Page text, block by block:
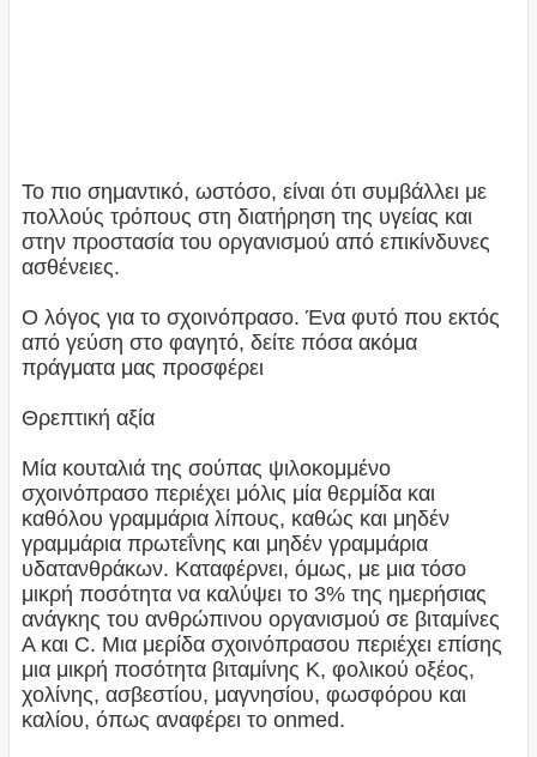
Το πιο σημαντικό, ωστόσο, είναι ότι συμβάλλει με
πολλούς τρόπους στη διατήρηση της υγείας και
στην προστασία του οργανισμού από επικίνδυνες
ασθένειες.
Ο λόγος για το σχοινόπρασο. Ένα φυτό που εκτός
από γεύση στο φαγητό, δείτε πόσα ακόμα
πράγματα μας προσφέρει
Θρεπτική αξία
Μία κουταλιά της σούπας ψιλοκομμένο
σχοινόπρασο περιέχει μόλις μία θερμίδα και
καθόλου γραμμάρια λίπους, καθώς και μηδέν
γραμμάρια πρωτεΐνης και μηδέν γραμμάρια
υδατανθράκων. Καταφέρνει, όμως, με μια τόσο
μικρή ποσότητα να καλύψει το 3% της ημερήσιας
ανάγκης του ανθρώπινου οργανισμού σε βιταμίνες
Α και C. Μια μερίδα σχοινόπρασου περιέχει επίσης
μια μικρή ποσότητα βιταμίνης Κ, φολικού οξέος,
χολίνης, ασβεστίου, μαγνησίου, φωσφόρου και
καλίου, όπως αναφέρει το onmed.